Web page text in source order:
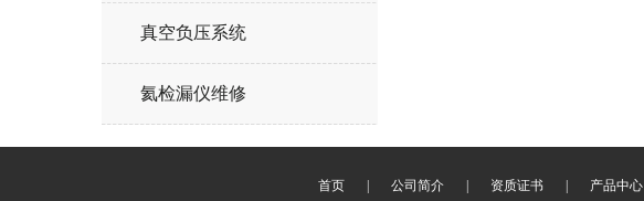
真空负压系统
氦检漏仪维修
首页 公司简介 资质证书 产品中心